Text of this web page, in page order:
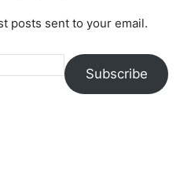
posts sent to your email.
Subscribe